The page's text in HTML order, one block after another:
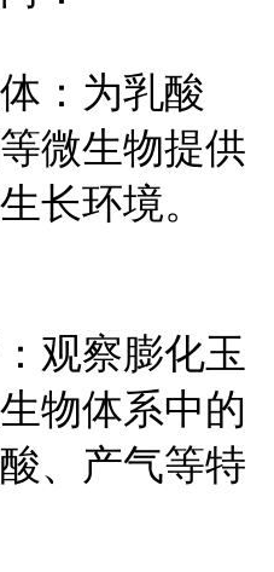
：为乳酸
微生物提供
长环境。
观察膨化玉
物体系中的
、产气等特